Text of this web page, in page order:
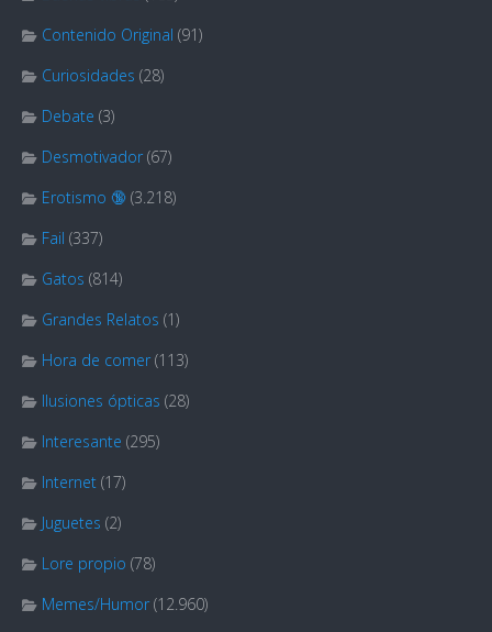
Contenido Original (91)
Curiosidades (28)
Debate (3)
Desmotivador (67)
Erotismo 🔞 (3.218)
Fail (337)
Gatos (814)
Grandes Relatos (1)
Hora de comer (113)
Ilusiones ópticas (28)
Interesante (295)
Internet (17)
Juguetes (2)
Lore propio (78)
Memes/Humor (12.960)